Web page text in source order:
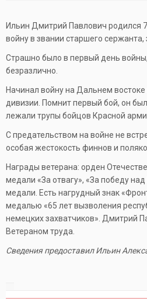
Ильин Дмитрий Павлович родился
войну в звании старшего сержанта,
Страшно было в первый день
безразлично.
Начинал войну на Дальнем востоке
дивизии. Помнит первый бой, он
лежали трупы бойцов Красной
С предательством на войне не
особая жестокость финнов и
Награды ветерана: орден
медали «За отвагу», «За победу
медали. Есть нагрудный знак
медалью «65 лет вызволения
немецких захватчиков». Дмитрий
Ветераном труда.
Сведения предоставил Ильин